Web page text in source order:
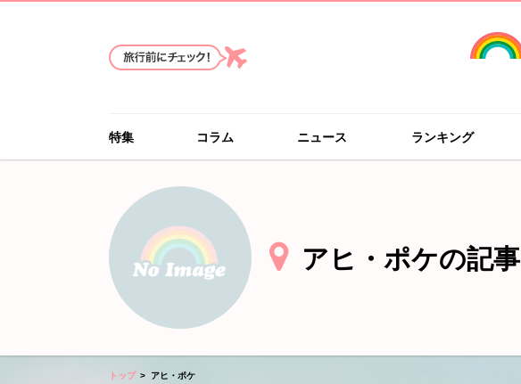
特集 コラム ニュース ランキング
アヒ・ポケの記事
トップ アヒ・ポケ